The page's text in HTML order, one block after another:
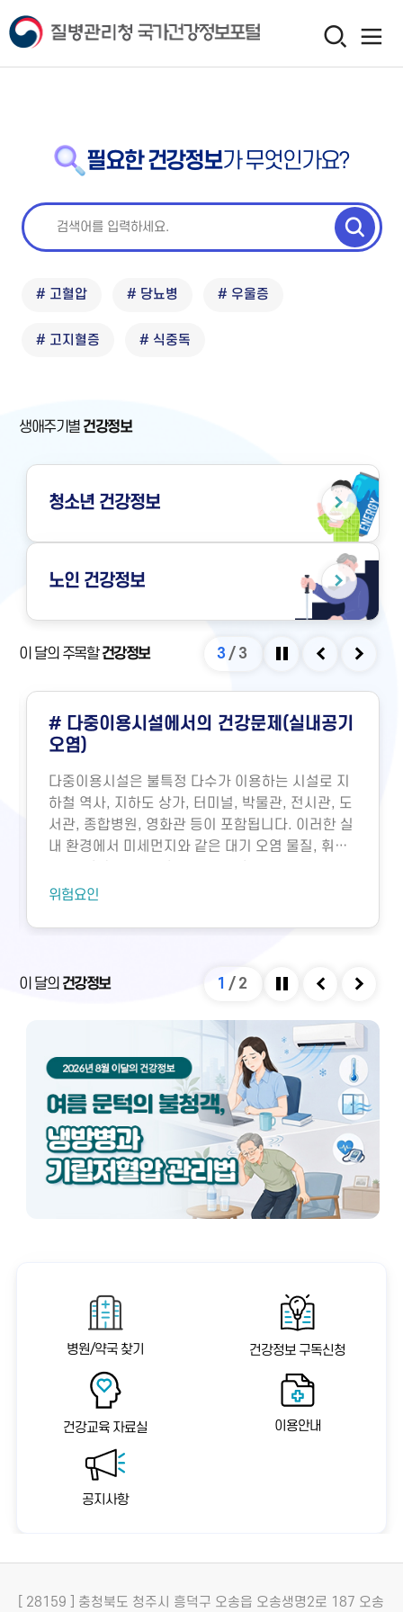
필요한 건강정보가 무엇인가요?
# 고혈압 # 당뇨병 # 우울증
# 고지혈증 # 식중독
생애주기별 건강정보
청소년 건강정보
노인 건강정보
이 달의 주목할건강정보 3 /3
# 다중이용시설에서의 건강문제(실내공기
오염)
다중이용시설은 불특정 다수가 이용하는 시설로 지
하철 역사, 지하도 상가, 터미널, 박물관, 전시관, 도
서관, 종합병원, 영화관 등이 포함됩니다. 이러한 실
내 환경에서 미세먼지와 같은 대기 오염 물질, 휘발
오염물질에 노출되면 호흡기 질환 등 다양한 건강 문
가 부족하면 두통, 구토, 근육통, 불쾌감과 같은 빌딩
실내외 온도 차와 건조한 환경으로 인해 냉방병도 나
와 충분한 휴식을 통해 대부분 예방 및 관리할 수 있
위험요인
이 달의 건강정보 1 / 2
병원/약국 찾기 건강정보 구독신청
건강교육 자료실 이용안내
공지사항
[ 28159 ] 충청북도 청주시 흥덕구 오송읍 오송생명2로 187 오송